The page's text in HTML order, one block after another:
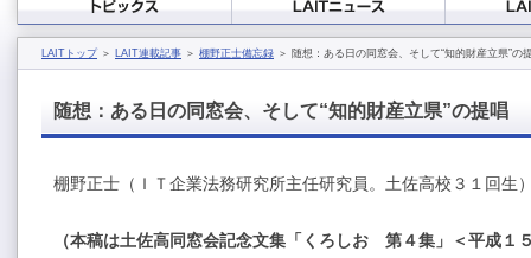
LAITトップ＞ LAIT連載記事 ＞ 棚野正士備忘録 ＞ 随想：ある日の同窓会、そして“知的財産立県”の
随想：ある日の同窓会、そして“知的財産立県”の提唱
棚野正士（ＩＴ企業法務研究所主任研究員。土佐高校３１回生
（本稿は土佐高同窓会記念文集「くろしお 第４集」＜平成１